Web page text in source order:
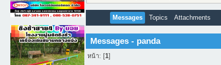
Messages Topics Attachments
Messages - panda
หน้า: [1]